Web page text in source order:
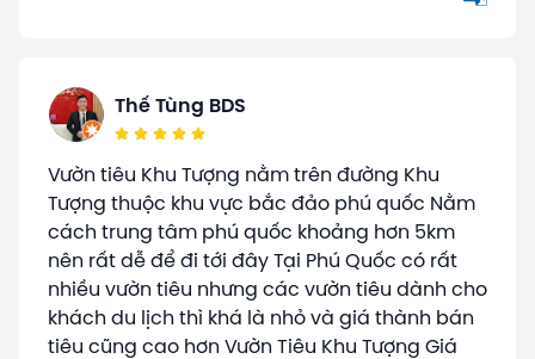
Thế Tùng BDS
Vườn tiêu Khu Tượng nằm trên đường Khu
Tượng thuộc khu vực bắc đảo phú quốc Nằm
cách trung tâm phú quốc khoảng hơn 5km
nên rất dễ để đi tới đây Tại Phú Quốc có rất
nhiều vườn tiêu nhưng các vườn tiêu dành cho
khách du lịch thì khá là nhỏ và giá thành bán
tiêu cũng cao hơn Vườn Tiêu Khu Tượng Giá